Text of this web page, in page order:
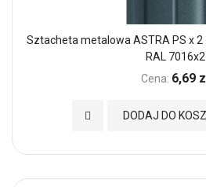
Sztacheta metalowa ASTRA PS x 2
RAL 7016x2
Cena: 6,69
DODAJ DO
Dodaj do Ulubionych